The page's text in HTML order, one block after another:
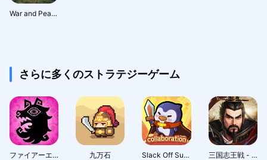
War and Peace: Civil War Story
さらに多くのストラテジーゲーム
ファイアーエムブレム シャドウズ 九万石 Slack Off Survivor 三国志王戦 - 渡邉義浩教授、絶賛の話題作